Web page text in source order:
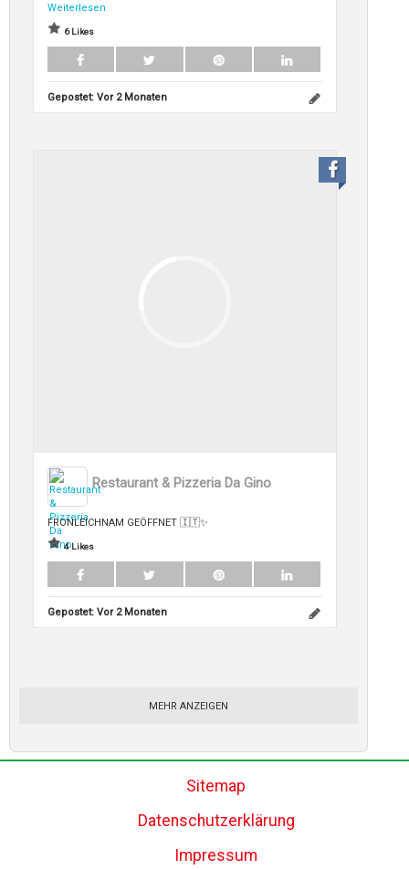
Weiterlesen
6 Likes
Gepostet: Vor 2 Monaten
Restaurant & Pizzeria Da Gino
FRONLEICHNAM GEÖFFNET 🇮🇹✨
4 Likes
Gepostet: Vor 2 Monaten
MEHR ANZEIGEN
Sitemap
Datenschutzerklärung
Impressum